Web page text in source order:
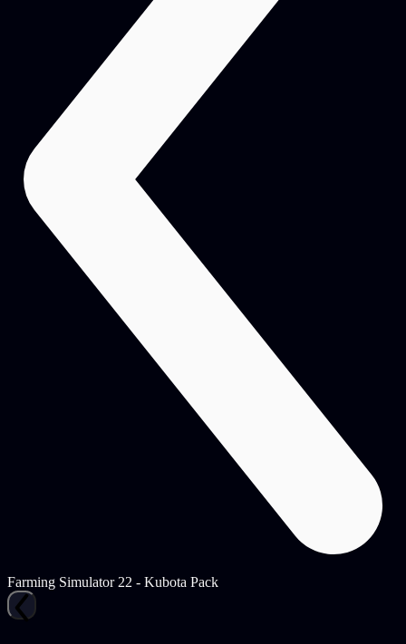
Farming Simulator 22 - Kubota Pack